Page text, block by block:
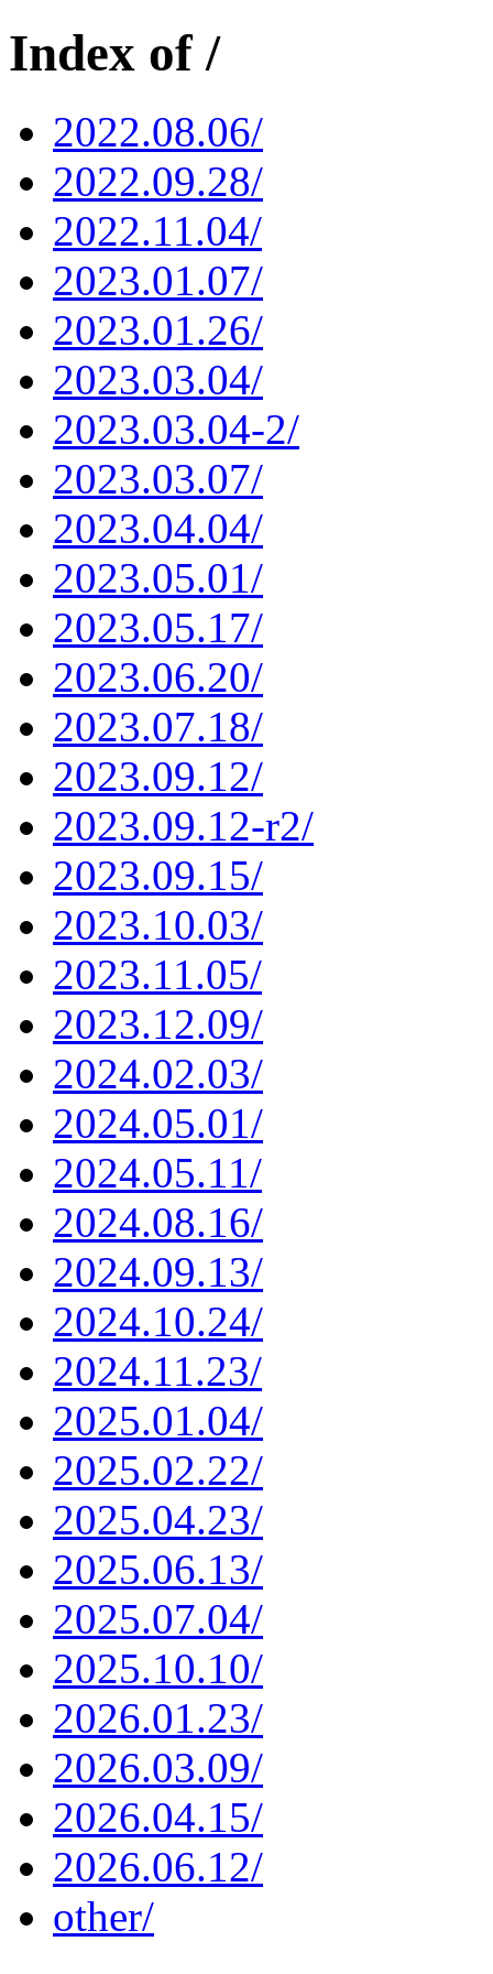
Index of /
2022.08.06/
2022.09.28/
2022.11.04/
2023.01.07/
2023.01.26/
2023.03.04/
2023.03.04-2/
2023.03.07/
2023.04.04/
2023.05.01/
2023.05.17/
2023.06.20/
2023.07.18/
2023.09.12/
2023.09.12-r2/
2023.09.15/
2023.10.03/
2023.11.05/
2023.12.09/
2024.02.03/
2024.05.01/
2024.05.11/
2024.08.16/
2024.09.13/
2024.10.24/
2024.11.23/
2025.01.04/
2025.02.22/
2025.04.23/
2025.06.13/
2025.07.04/
2025.10.10/
2026.01.23/
2026.03.09/
2026.04.15/
2026.06.12/
other/